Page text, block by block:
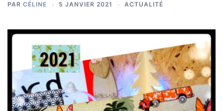
PAR CÉLINE 5 JANVIER 2021 ACTUALITÉ